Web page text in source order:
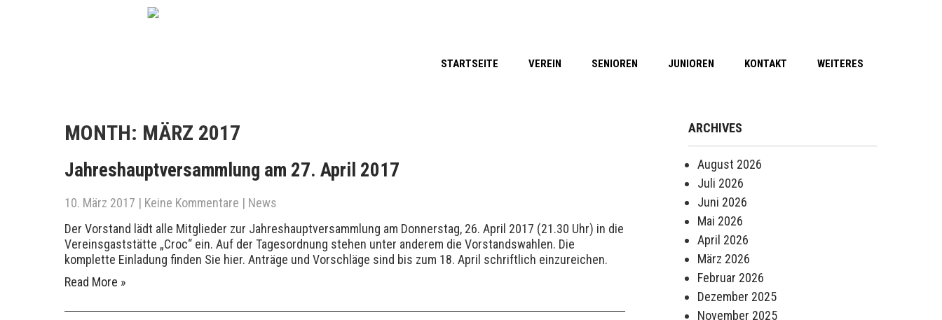
STARTSEITE VEREIN SENIOREN JUNIOREN KONTAKT WEITERES
MONTH: MÄRZ 2017
Jahreshauptversammlung am 27. April 2017
10. März 2017 | Keine Kommentare | News
Der Vorstand lädt alle Mitglieder zur Jahreshauptversammlung am Donnerstag, 26. April 2017 (21.30 Uhr) in die
Vereinsgaststätte „Croc“ ein. Auf der Tagesordnung stehen unter anderem die Vorstandswahlen. Die
komplette Einladung finden Sie hier. Anträge und Vorschläge sind bis zum 18. April schriftlich einzureichen.
Read More »
ARCHIVES
August 2026
Juli 2026
Juni 2026
Mai 2026
April 2026
März 2026
Februar 2026
Dezember 2025
November 2025